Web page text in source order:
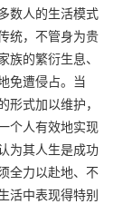
数人的生活模式
统，不管身为贵
的繁衍生息、
免遭侵占。当
式加以维护，
个人有效地实现
为其人生是成功
全力以赴地、不
活中表现得特别